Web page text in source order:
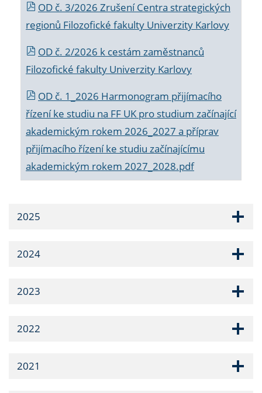
OD č. 3/2026 Zrušení Centra strategických
regionů Filozofické fakulty Univerzity Karlovy
OD č. 2/2026 k cestám zaměstnanců
Filozofické fakulty Univerzity Karlovy
OD č. 1_2026 Harmonogram přijímacího
řízení ke studiu na FF UK pro studium začínající
akademickým rokem 2026_2027 a příprav
přijímacího řízení ke studiu začínajícímu
akademickým rokem 2027_2028.pdf
2025
2024
2023
2022
2021